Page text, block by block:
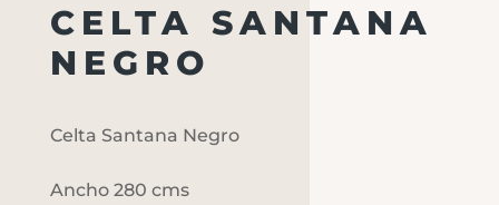
CELTA SANTANA
NEGRO
Celta Santana Negro
Ancho 280 cms